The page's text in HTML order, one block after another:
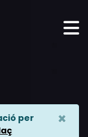
per
×